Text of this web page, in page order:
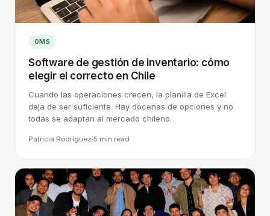
OMS
Software de gestión de inventario: cómo
elegir el correcto en Chile
Cuando las operaciones crecen, la planilla de Excel
deja de ser suficiente. Hay docenas de opciones y no
todas se adaptan al mercado chileno.
Patricia Rodríguez 5 min read